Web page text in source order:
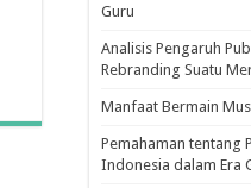
Guru
Analisis Pengaruh
Rebranding Suatu
Manfaat Bermain
Pemahaman tentang
Indonesia dalam Era